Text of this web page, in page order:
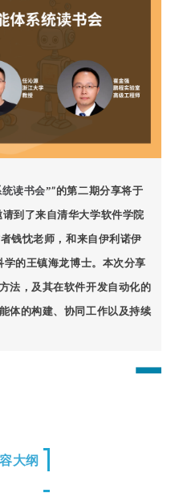
读书会””的第二期分享将于
到了来自清华大学软件学院
钱忱老师，和来自伊利诺伊
的王镇海龙博士。本次分享
法，及其在软件开发自动化的
体的构建、协同工作以及持续
大纲